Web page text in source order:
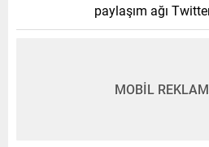
paylaşım ağı
MOBİL